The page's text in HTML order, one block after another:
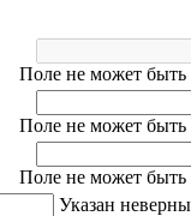
Поле не может быть
Поле не может быть
Поле не может быть
Указан